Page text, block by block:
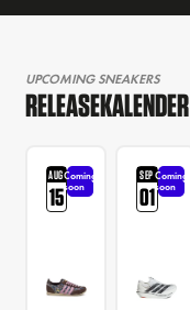
UPCOMING SNEAKERS
RELEASEKALENDER
AUG
15
Coming
soon
SEP
01
Coming
soon